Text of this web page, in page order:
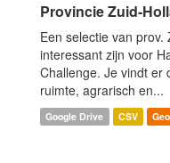
Provincie Zuid-
Een selectie van
interessant zijn voor
Challenge. Je vindt er
ruimte, agrarisch en...
Google Drive CSV